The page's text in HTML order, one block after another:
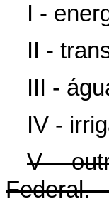
I -
II -
III -
IV -
V -